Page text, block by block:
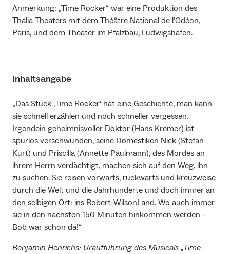
Anmerkung: „Time Rocker“ war eine Produktion des
Thalia Theaters mit dem Théâtre National de l’Odéon,
Paris, und dem Theater im Pfalzbau, Ludwigshafen.
Inhaltsangabe
„Das Stück ‚Time Rocker‘ hat eine Geschichte, man kann
sie schnell erzählen und noch schneller vergessen.
Irgendein geheimnisvoller Doktor (Hans Kremer) ist
spurlos verschwunden, seine Domestiken Nick (Stefan
Kurt) und Priscilla (Annette Paulmann), des Mordes an
ihrem Herrn verdächtigt, machen sich auf den Weg, ihn
zu suchen. Sie reisen vorwärts, rückwärts und kreuzweise
durch die Welt und die Jahrhunderte und doch immer an
den selbigen Ort: ins Robert-WilsonLand. Wo auch immer
sie in den nächsten 150 Minuten hinkommen werden –
Bob war schon da!“
Benjamin Henrichs: Uraufführung des Musicals „Time